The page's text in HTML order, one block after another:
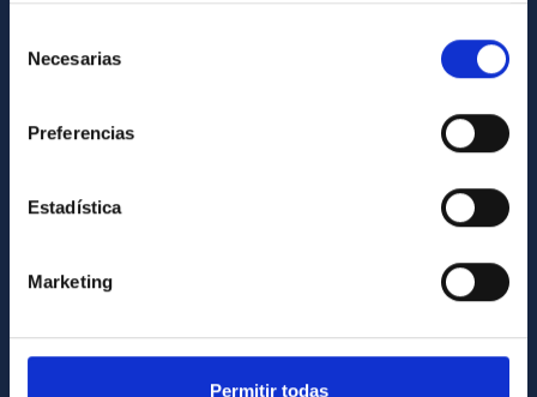
Necesarias
Preferencias
Estadística
Marketing
Permitir todas
How to get to the IAC
Library
Legislation